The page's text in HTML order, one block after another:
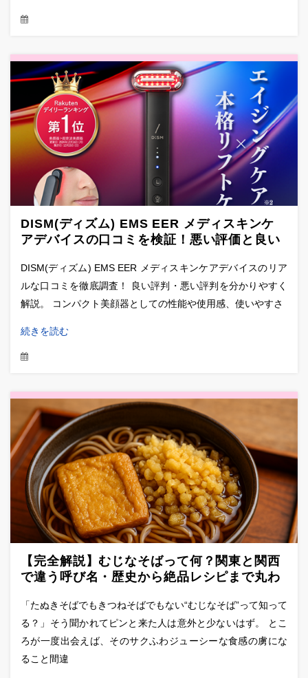
DISM(ディズム) EMS EER メディスキンケ
アデバイスの口コミを検証！悪い評価と良い
DISM(ディズム) EMS EER メディスキンケアデバイスのリア
ルな口コミを徹底調査！ 良い評判・悪い評判を分かりやすく
解説。 コンパクト美顔器としての性能や使用感、使いやすさ
続きを読む
【完全解説】むじなそばって何？関東と関西
で違う呼び名・歴史から絶品レシピまで丸わ
「たぬきそばでもきつねそばでもない“むじなそば”って知って
る？」そう聞かれてピンと来た人は意外と少ないはず。 とこ
ろが一度出会えば、そのサクふわジューシーな食感の虜にな
ること間違